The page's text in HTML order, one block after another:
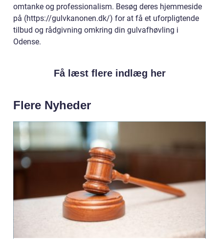
omtanke og professionalism. Besøg deres hjemmeside
på (https://gulvkanonen.dk/) for at få et uforpligtende
tilbud og rådgivning omkring din gulvafhøvling i
Odense.
Få læst flere indlæg her
Flere Nyheder